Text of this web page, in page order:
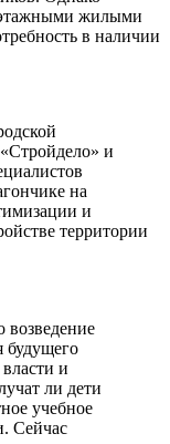
жилыми
в наличии
и
на
и
территории
будущего
и
ли дети
учебное
Сейчас